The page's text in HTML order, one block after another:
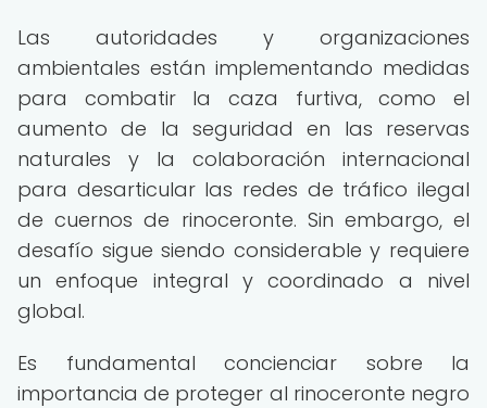
Las autoridades y organizaciones
ambientales están implementando medidas
para combatir la caza furtiva, como el
aumento de la seguridad en las reservas
naturales y la colaboración internacional
para desarticular las redes de tráfico ilegal
de cuernos de rinoceronte. Sin embargo, el
desafío sigue siendo considerable y requiere
un enfoque integral y coordinado a nivel
global.
Es fundamental concienciar sobre la
importancia de proteger al rinoceronte negro